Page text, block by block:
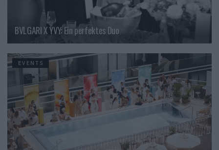
BVLGARI X YVY: Ein perfektes Duo
EVENTS